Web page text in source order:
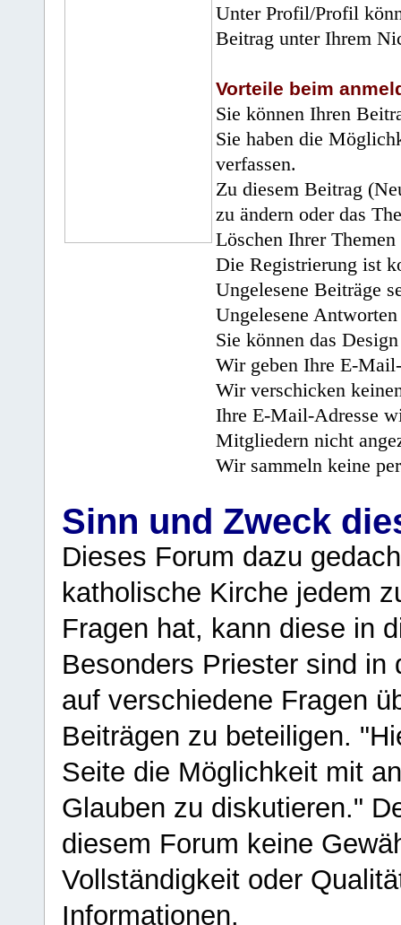
Unter Profil/Profil
Beitrag unter Ihrem
Vorteile beim
Sie können Ihren
Sie haben die
verfassen.
Zu diesem Beitrag
zu ändern oder das
Löschen Ihrer
Die Registrierung ist
Ungelesene Beiträge
Ungelesene
Sie können das
Wir geben Ihre E-
Wir verschicken
Ihre E-Mail-Adresse
Mitgliedern nicht
Wir sammeln keine
Sinn und Zweck
Dieses Forum dazu
katholische Kirche jedem
Fragen hat, kann diese in
Besonders Priester sind in
auf verschiedene Fragen
Beiträgen zu beteiligen.
Seite die Möglichkeit mit
Glauben zu diskutieren."
diesem Forum keine
Vollständigkeit oder
Informationen.